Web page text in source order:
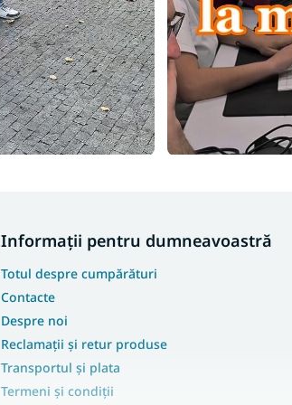
Informații pentru dumneavoastră
Totul despre cumpărături
Contacte
Despre noi
Reclamații și retur produse
Transportul și plata
Termeni și condiții